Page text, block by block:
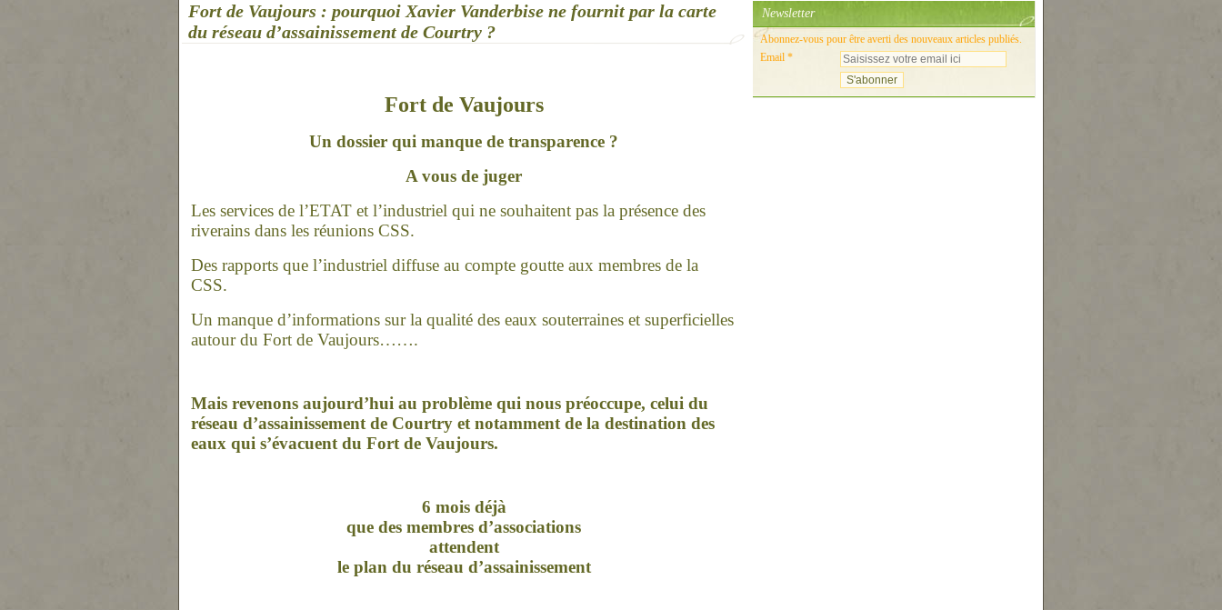
Fort de Vaujours : pourquoi Xavier Vanderbise ne fournit par la carte
du réseau d’assainissement de Courtry ?
Fort de Vaujours
Un dossier qui manque de transparence ?
A vous de juger
Les services de l’ETAT et l’industriel qui ne souhaitent pas la présence des
riverains dans les réunions CSS.
Des rapports que l’industriel diffuse au compte goutte aux membres de la
CSS.
Un manque d’informations sur la qualité des eaux souterraines et superficielles
autour du Fort de Vaujours…….
Mais revenons aujourd’hui au problème qui nous préoccupe, celui du
réseau d’assainissement de Courtry et notamment de la destination des
eaux qui s’évacuent du Fort de Vaujours.
6 mois déjà
que des membres d’associations
attendent
le plan du réseau d’assainissement
Newsletter
Abonnez-vous pour être averti des nouveaux articles publiés.
Email